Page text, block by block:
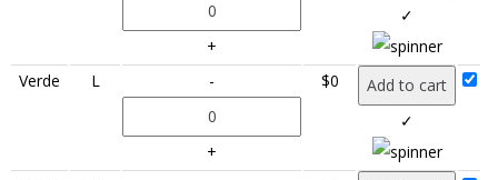
+
✓
Verde L -
+
$0
Add to cart
✓